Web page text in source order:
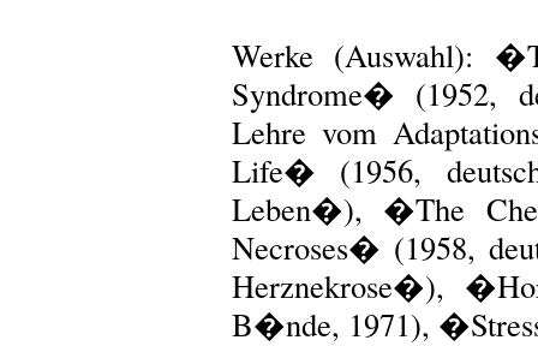
Werke (Auswahl):
Syndrome� (1952,
Lehre vom
Life� (1956,
Leben�), �The
Necroses� (1958,
Herznekrose�),
B�nde, 1971),